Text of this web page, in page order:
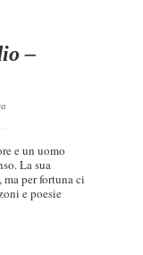
–
e un uomo
La sua
ma per fortuna ci
e poesie